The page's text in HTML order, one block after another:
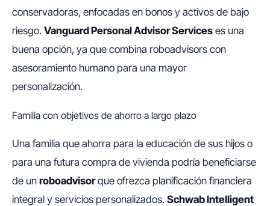
conservadoras, enfocadas en bonos y activos de bajo
riesgo. Vanguard Personal Advisor Services es una
buena opción, ya que combina roboadvisors con
asesoramiento humano para una mayor
personalización.
Familia con objetivos de ahorro a largo plazo
Una familia que ahorra para la educación de sus hijos o
para una futura compra de vivienda podría beneficiarse
de un roboadvisorque ofrezca planificación financiera
integral y servicios personalizados. Schwab Intelligent